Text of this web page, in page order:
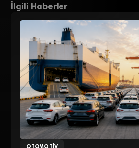
İlgili Haberler
OTOMOTIV